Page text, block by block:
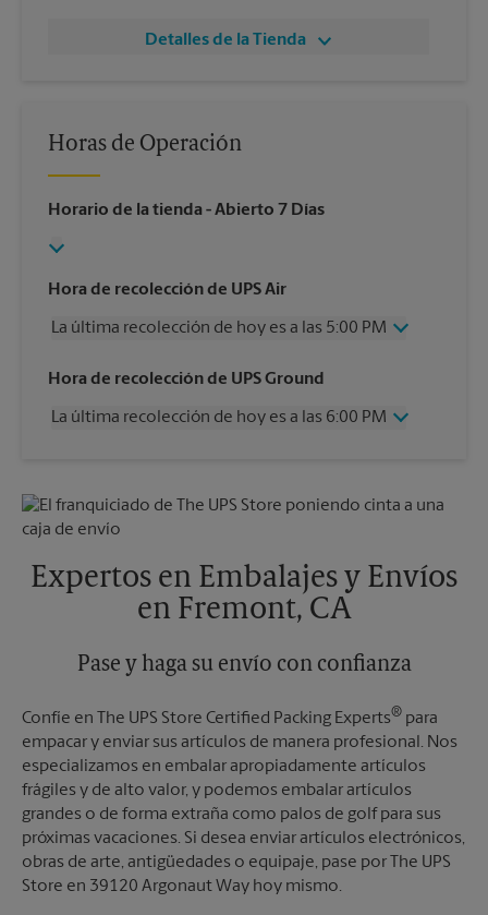
Detalles de la Tienda
Horas de Operación
Horario de la tienda - Abierto 7 Días
Hora de recolección de UPS Air
La última recolección de hoy es a las 5:00 PM
Miércoles
5:00 PM
Viernes
5:00 PM
Martes
Hora de recolección de UPS Ground
La última recolección de hoy es a las 6:00 PM
Viernes
6:00 PM
Sábado
Lunes
6:00 PM
6:00 PM
Expertos en Embalajes y Envíos
en Fremont, CA
Pase y haga su envío con confianza
Confíe en The UPS Store Certified Packing Experts® para
empacar y enviar sus artículos de manera profesional. Nos
especializamos en embalar apropiadamente artículos
frágiles y de alto valor, y podemos embalar artículos
grandes o de forma extraña como palos de golf para sus
próximas vacaciones. Si desea enviar artículos electrónicos,
obras de arte, antigüedades o equipaje, pase por The UPS
Store en 39120 Argonaut Way hoy mismo.